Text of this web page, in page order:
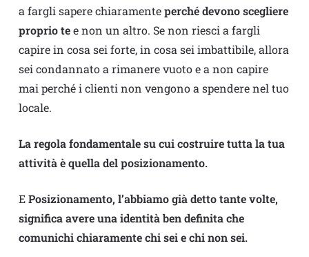
a fargli sapere chiaramenteperché devono scegliere
proprio tee non un altro. Se non riesci a fargli
capire in cosa sei forte, in cosa sei imbattibile, allora
sei condannato a rimanere vuoto e a non capire
mai perché i clienti non vengono a spendere nel tuo
locale.
La regola fondamentale su cui costruire tutta la tua
attività è quella del posizionamento.
EPosizionamento, l’abbiamo già detto tante volte,
significa avere una identità ben definita che
comunichi chiaramente chi sei e chi non sei.